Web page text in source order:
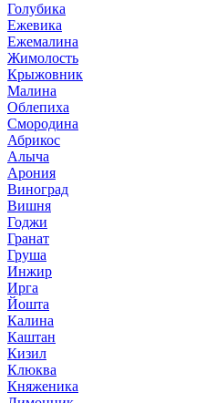
Голубика
Ежевика
Ежемалина
Жимолость
Крыжовник
Малина
Облепиха
Смородина
Абрикос
Алыча
Арония
Виноград
Вишня
Годжи
Гранат
Груша
Инжир
Ирга
Йошта
Калина
Каштан
Кизил
Клюква
Княженика